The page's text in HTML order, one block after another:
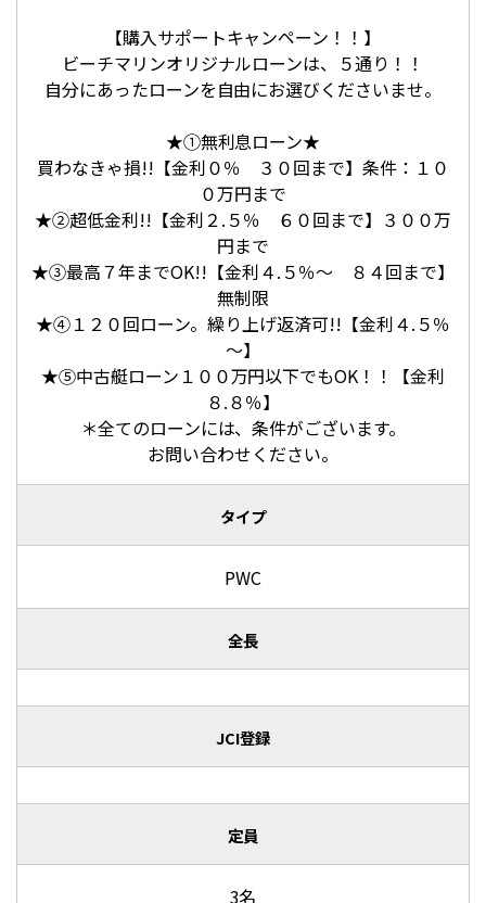
【購入サポートキャンペーン！！】
ビーチマリンオリジナルローンは、５通り！！
自分にあったローンを自由にお選びくださいませ。
★①無利息ローン★
買わなきゃ損!!【金利０％ ３０回まで】条件：１０
０万円まで
★②超低金利!!【金利２.５％ ６０回まで】３００万
円まで
★③最高７年までOK!!【金利４.５％～ ８４回まで】
無制限
★④１２０回ローン。繰り上げ返済可!!【金利４.５％
～】
★⑤中古艇ローン１００万円以下でもOK！！【金利
８.８％】
＊全てのローンには、条件がございます。
お問い合わせください。
タイプ
PWC
全長
JCI登録
定員
3名